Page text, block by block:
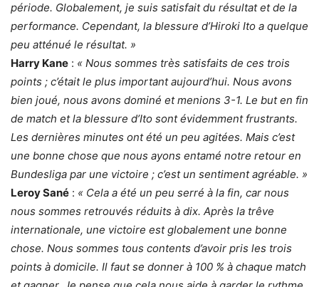
période. Globalement, je suis satisfait du résultat et de la
performance. Cependant, la blessure d’Hiroki Ito a quelque
peu atténué le résultat. »
Harry Kane : « Nous sommes très satisfaits de ces trois
points ; c’était le plus important aujourd’hui. Nous avons
bien joué, nous avons dominé et menions 3-1. Le but en fin
de match et la blessure d’Ito sont évidemment frustrants.
Les dernières minutes ont été un peu agitées. Mais c’est
une bonne chose que nous ayons entamé notre retour en
Bundesliga par une victoire ; c’est un sentiment agréable. »
Leroy Sané : « Cela a été un peu serré à la fin, car nous
nous sommes retrouvés réduits à dix. Après la trêve
internationale, une victoire est globalement une bonne
chose. Nous sommes tous contents d’avoir pris les trois
points à domicile. Il faut se donner à 100 % à chaque match